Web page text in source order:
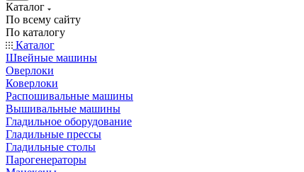
Каталог
По всему сайту
По каталогу
Каталог
Швейные машины
Оверлоки
Коверлоки
Распошивальные машины
Вышивальные машины
Гладильное оборудование
Гладильные прессы
Гладильные столы
Парогенераторы